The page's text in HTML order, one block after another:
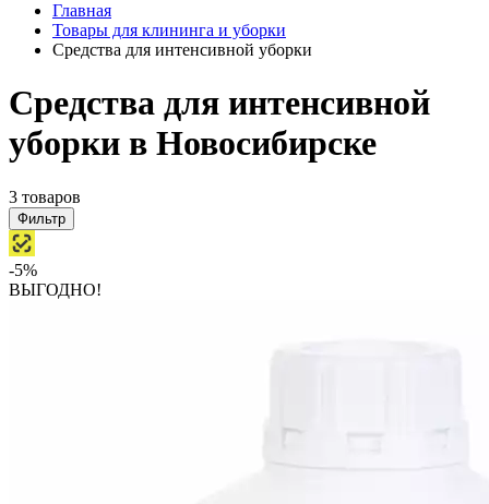
Главная
Товары для клининга и уборки
Средства для интенсивной уборки
Средства для интенсивной
уборки в Новосибирске
3 товаров
Фильтр
-5%
ВЫГОДНО!